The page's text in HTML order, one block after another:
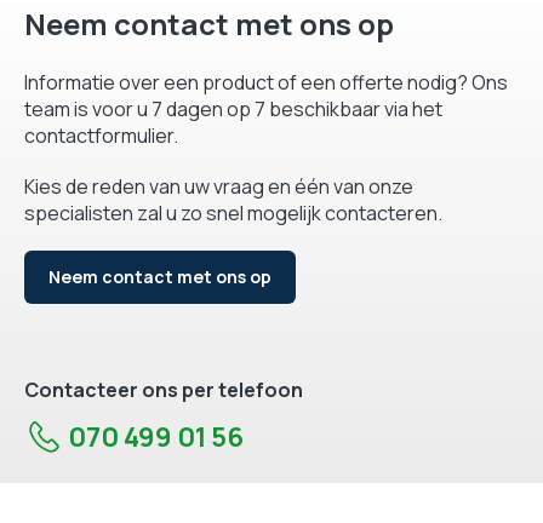
Neem contact met ons op
Informatie over een product of een offerte nodig? Ons
team is voor u 7 dagen op 7 beschikbaar via het
contactformulier.
Kies de reden van uw vraag en één van onze
specialisten zal u zo snel mogelijk contacteren.
Neem contact met ons op
Contacteer ons per telefoon
070 499 01 56